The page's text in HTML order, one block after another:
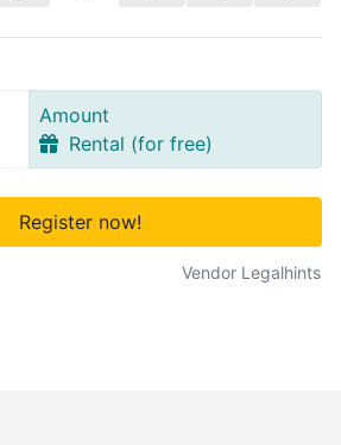
Amount
Rental (for free)
Register now!
Vendor Legalhints